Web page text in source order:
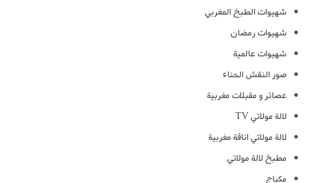
شهيوات الطبخ المغربي
شهيوات رمضان
شهيوات عالمية
صور النقش الحناء
عصائر و مقبلات مغربية
لالة مولاتي TV
لالة مولاتي اناقة مغربية
مطبخ لالة مولاتي
مكياج